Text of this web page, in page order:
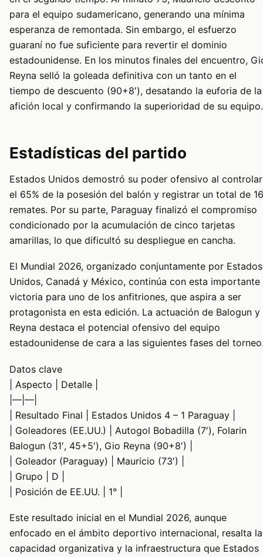
para el equipo sudamericano, generando una mínima
esperanza de remontada. Sin embargo, el esfuerzo
guaraní no fue suficiente para revertir el dominio
estadounidense. En los minutos finales del encuentro,
Reyna selló la goleada definitiva con un tanto en el
tiempo de descuento (90+8′), desatando la euforia de la
afición local y confirmando la superioridad de su equipo.
Estadísticas del partido
Estados Unidos demostró su poder ofensivo al controlar
el 65% de la posesión del balón y registrar un total de 16
remates. Por su parte, Paraguay finalizó el compromiso
condicionado por la acumulación de cinco tarjetas
amarillas, lo que dificultó su despliegue en cancha.
El Mundial 2026, organizado conjuntamente por Estados
Unidos, Canadá y México, continúa con esta importante
victoria para uno de los anfitriones, que aspira a ser
protagonista en esta edición. La actuación de Balogun y
Reyna destaca el potencial ofensivo del equipo
estadounidense de cara a las siguientes fases del
Datos clave
| Aspecto | Detalle |
|—|—|
| Resultado Final | Estados Unidos 4 – 1 Paraguay |
| Goleadores (EE.UU.) | Autogol Bobadilla (7′), Folarin
Balogun (31′, 45+5′), Gio Reyna (90+8′) |
| Goleador (Paraguay) | Mauricio (73′) |
| Grupo | D |
| Posición de EE.UU. | 1° |
Este resultado inicial en el Mundial 2026, aunque
enfocado en el ámbito deportivo internacional, resalta la
capacidad organizativa y la infraestructura que Estados